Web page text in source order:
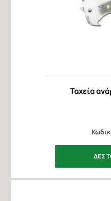
Ταχεία
ΔΕΣ